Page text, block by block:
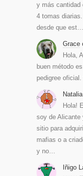
y más cantidad
4 tomas
desde que est…
Grace
Hola,
buen método
pedigree
Natalia
Hola!
soy de Alicante
sitio para
mafias o a
y no…
Iñigo